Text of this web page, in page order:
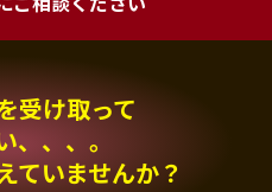
受け取って
、、、。
ていませんか？